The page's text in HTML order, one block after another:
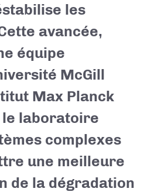
les
avancée,
équipe
McGill
Max Planck
le laboratoire
complexes
une meilleure
de la dégradation